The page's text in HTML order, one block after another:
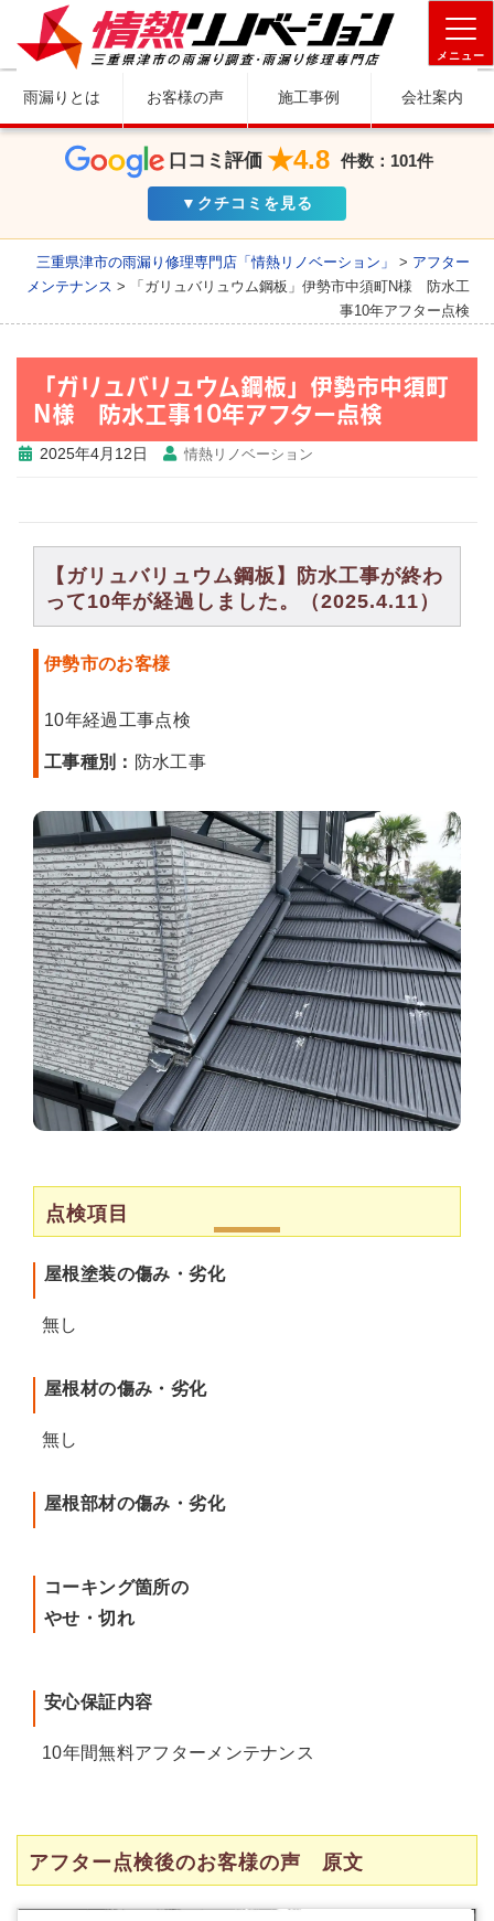
メニュー
雨漏りとは お客様の声 施工事例 会社案内
口コミ評価 ★4.8 件数：101件
▼クチコミを見る
三重県津市の雨漏り修理専門店「情熱リノベーション」 > アフター
メンテナンス >
「ガリュバリュウム鋼板」伊勢市中須町N様 防水工
事10年アフター点検
「ガリュバリュウム鋼板」伊勢市中須町
N様 防水工事10年アフター点検
2025年4月12日 情熱リノベーション
【ガリュバリュウム鋼板】防水工事が終わ
って10年が経過しました。（2025.4.11）
伊勢市のお客様
10年経過工事点検
工事種別： 防水工事
点検項目
屋根塗装の傷み・劣化
無し
屋根材の傷み・劣化
無し
屋根部材の傷み・劣化
コーキング箇所の
やせ・切れ
安心保証内容
10年間無料アフターメンテナンス
アフター点検後のお客様の声 原文